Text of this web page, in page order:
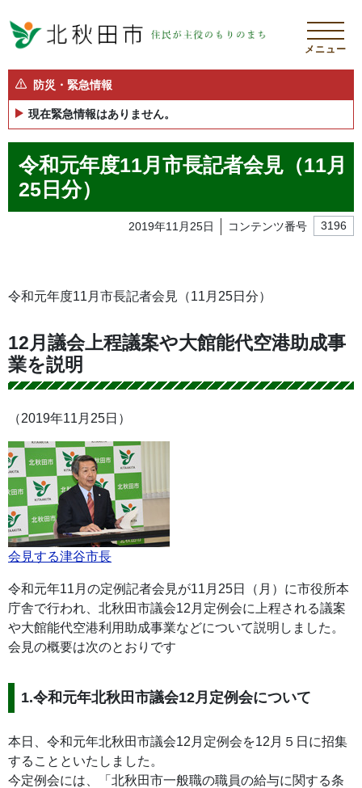
メニュー
防災・緊急情報
現在緊急情報はありません。
令和元年度11月市長記者会見（11月
25日分）
2019年11月25日 コンテンツ番号 3196
令和元年度11月市長記者会見（11月25日分）
12月議会上程議案や大館能代空港助成事
業を説明
（2019年11月25日）
会見する津谷市長
令和元年11月の定例記者会見が11月25日（月）に市役所本
庁舎で行われ、北秋田市議会12月定例会に上程される議案
や大館能代空港利用助成事業などについて説明しました。
会見の概要は次のとおりです
1.令和元年北秋田市議会12月定例会について
本日、令和元年北秋田市議会12月定例会を12月５日に招集
することといたしました。
今定例会には、「北秋田市一般職の職員の給与に関する条